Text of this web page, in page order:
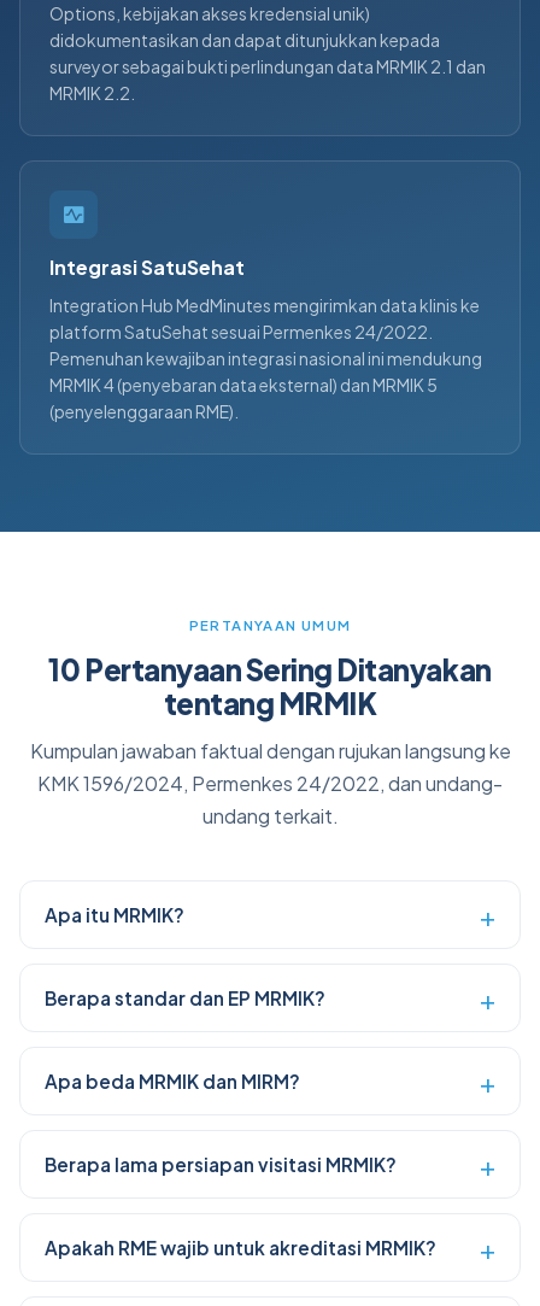
Options, kebijakan akses kredensial unik)
didokumentasikan dan dapat ditunjukkan kepada
surveyor sebagai bukti perlindungan data MRMIK 2.1 dan
MRMIK 2.2.
Integrasi SatuSehat
Integration Hub MedMinutes mengirimkan data klinis ke
platform SatuSehat sesuai Permenkes 24/2022.
Pemenuhan kewajiban integrasi nasional ini mendukung
MRMIK 4 (penyebaran data eksternal) dan MRMIK 5
(penyelenggaraan RME).
PERTANYAAN UMUM
10 Pertanyaan Sering Ditanyakan
tentang MRMIK
Kumpulan jawaban faktual dengan rujukan langsung ke
KMK 1596/2024, Permenkes 24/2022, dan undang-
undang terkait.
Apa itu MRMIK?
Berapa standar dan EP MRMIK?
Apa beda MRMIK dan MIRM?
Berapa lama persiapan visitasi MRMIK?
Apakah RME wajib untuk akreditasi MRMIK?